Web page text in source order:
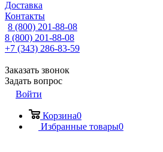
Доставка
Контакты
8 (800) 201-88-08
8 (800) 201-88-08
+7 (343) 286-83-59
Заказать звонок
Задать вопрос
Войти
Корзина0
Избранные товары0